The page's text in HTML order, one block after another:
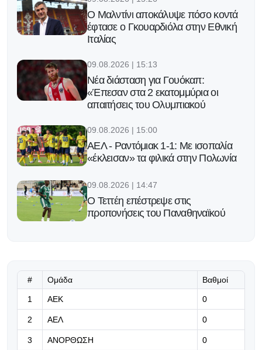
Ο Μαλντίνι αποκάλυψε πόσο κοντά
έφτασε ο Γκουαρδιόλα στην Εθνική
Ιταλίας
09.08.2026 | 15:13
Νέα διάσταση για Γουόκαπ:
«Έπεσαν στα 2 εκατομμύρια οι
απαιτήσεις του Ολυμπιακού
09.08.2026 | 15:00
ΑΕΛ - Ραντόμιακ 1-1: Με ισοπαλία
«έκλεισαν» τα φιλικά στην Πολωνία
09.08.2026 | 14:47
Ο Τεττέη επέστρεψε στις
προπονήσεις του Παναθηναϊκού
Το νέο ρόστερ της Μακάμπι Τελ Αβίβ
«τρομάζει»: Αυτοί είναι οι παίκτες
του Οντέντ Κάτας
# Ομάδα Βαθμοί
1 ΑΕΚ 0
2 ΑΕΛ 0
3 ΑΝΟΡΘΩΣΗ 0